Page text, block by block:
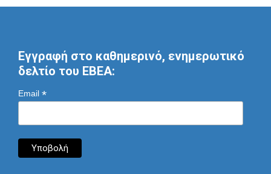
Εγγραφή στο καθημερινό, ενημερωτικό
δελτίο του ΕΒΕΑ:
Email *